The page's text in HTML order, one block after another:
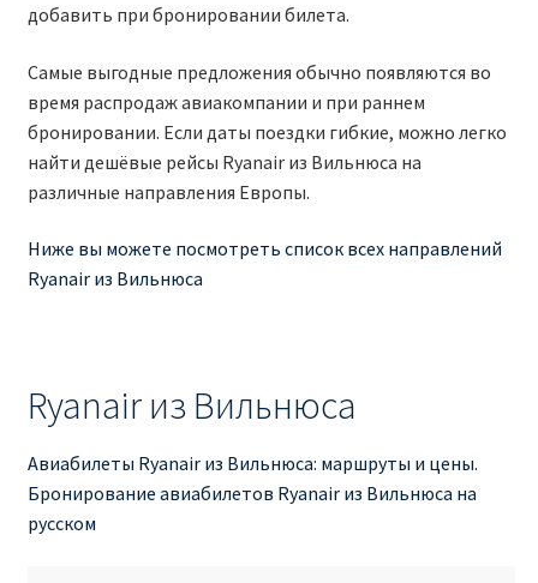
Барселона
БИЛЕТЫ RYANAIR | ПОИСК ЛУЧШЕЙ ЦЕНЫ |
БРОНИРОВАНИЕ
БИЛЕТЫ RYANAIR НА ЗАВТРА КУПИТЬ ОНЛАЙН
ДЕШЕВЫЕ АВИАБИЛЕТЫ В БЕРЛИН
ДЕШЕВЫЕ АВИАБИЛЕТЫ В БУХАРЕСТ
ДЕШЕВЫЕ АВИАБИЛЕТЫ В ВАРШАВУ
добавить при бронировании билета.
Самые выгодные предложения обычно появляются во
время распродаж авиакомпании и при раннем
бронировании. Если даты поездки гибкие, можно легко
найти дешёвые рейсы Ryanair из Вильнюса на
различные направления Европы.
Ниже вы можете посмотреть список всех направлений
Ryanair из Вильнюса
Ryanair из Вильнюса
Авиабилеты Ryanair из Вильнюса: маршруты и цены.
Бронирование авиабилетов Ryanair из Вильнюса на
русском